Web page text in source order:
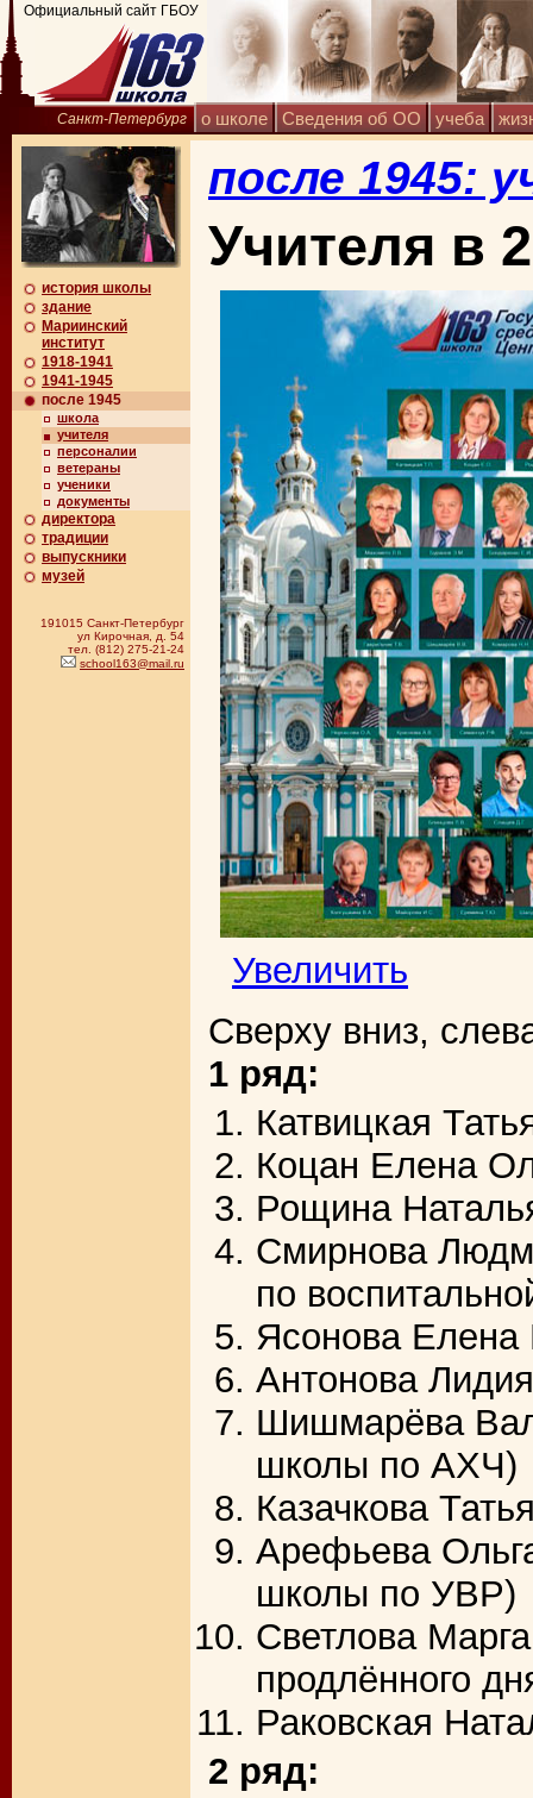
Официальный сайт ГБОУ
Санкт-Петербург о школе Сведения об ОО учеба
история школы
здание
Мариинский
институт
1918-1941
1941-1945
после 1945
школа
учителя
персоналии
ветераны
ученики
документы
директора
традиции
выпускники
музей
191015 Санкт-Петербург
ул Кирочная, д. 54
тел. (812) 275-21-24
school163@mail.ru
после 1945:
Учителя в
Увеличить
Сверху вниз,
1 ряд:
Катвицкая
Коцан Елена
Рощина
Смирнова
по
Ясонова Елена
Антонова
Шишмарёва
школы по АХЧ)
Казачкова
Арефьева
школы по УВР)
Светлова
продлённого
Раковская
2 ряд: